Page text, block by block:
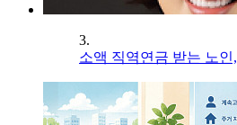
3.
소액 직역연금 받는 노